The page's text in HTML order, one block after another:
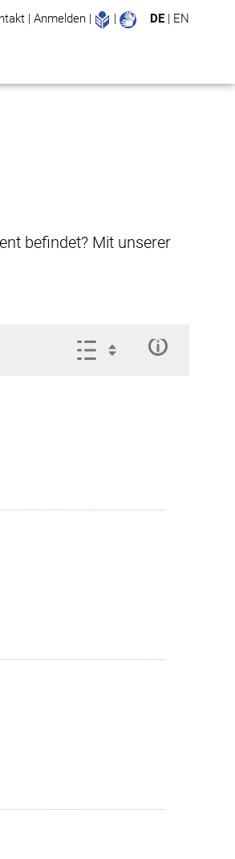
| Anmelden | Leichte Sprache
| DE | EN
befindet? Mit unserer